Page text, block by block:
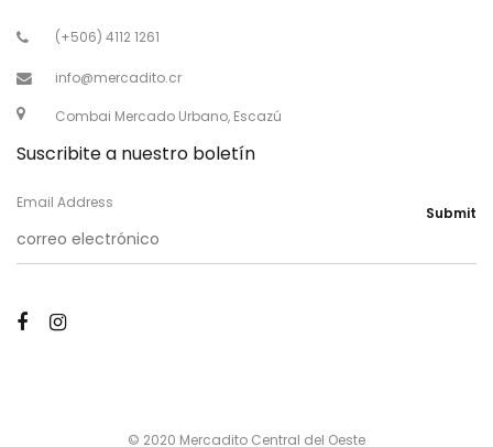
(+506) 4112 1261
info@mercadito.cr
Combai Mercado Urbano, Escazú
Suscribite a nuestro boletín
Email Address
Submit
© 2020 Mercadito Central del Oeste